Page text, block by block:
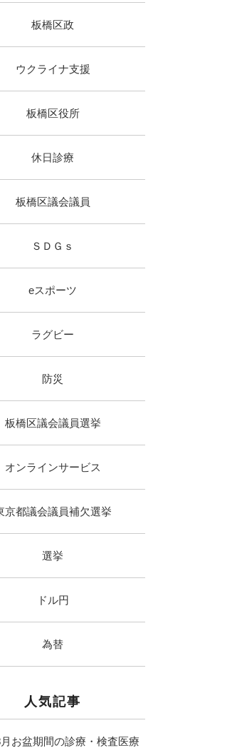
板橋区政
ウクライナ支援
板橋区役所
休日診療
板橋区議会議員
ＳＤＧｓ
eスポーツ
ラグビー
防災
板橋区議会議員選挙
オンラインサービス
京都議会議員補欠選挙
選挙
ドル円
為替
人気記事
お盆期間の診療・検査医療